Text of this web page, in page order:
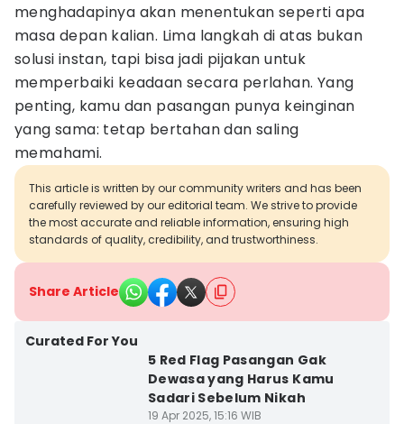
menghadapinya akan menentukan seperti apa
masa depan kalian. Lima langkah di atas bukan
solusi instan, tapi bisa jadi pijakan untuk
memperbaiki keadaan secara perlahan. Yang
penting, kamu dan pasangan punya keinginan
yang sama: tetap bertahan dan saling
memahami.
This article is written by our community writers and has been
carefully reviewed by our editorial team. We strive to provide
the most accurate and reliable information, ensuring high
standards of quality, credibility, and trustworthiness.
Share Article
Curated For You
5 Red Flag Pasangan Gak
Dewasa yang Harus Kamu
Sadari Sebelum Nikah
19 Apr 2025, 15:16 WIB